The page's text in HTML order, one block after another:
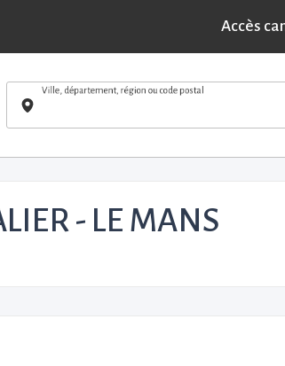
Accès
Ville, département, région ou code postal
- LE MANS